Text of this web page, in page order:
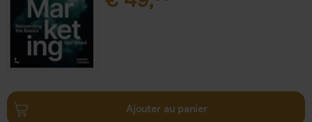
Ajouter au panier